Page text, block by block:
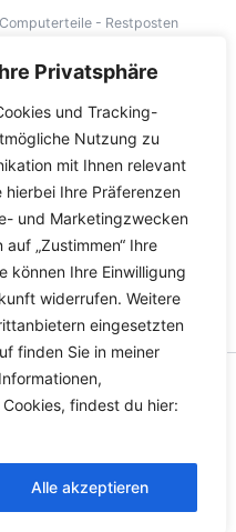
Privatsphäre
und Tracking-
Nutzung zu
mit Ihnen relevant
Ihre Präferenzen
und Marketingzwecken
„Zustimmen“ Ihre
können Ihre Einwilligung
widerrufen. Weitere
eingesetzten
finden Sie in meiner
findest du hier:
Alle akzeptieren
Computerteile - Restposten
Länge: 30cm
Details
Fahrzeugteile, Ersatzteile
für Werkstätten.